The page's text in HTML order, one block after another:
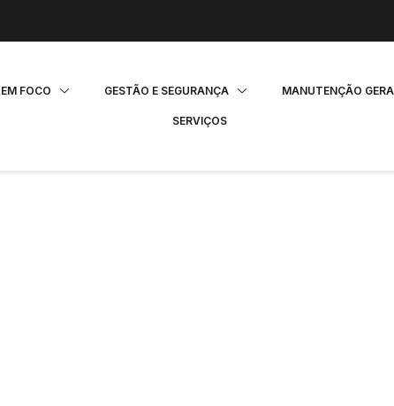
FOCO GESTÃO E SEGURANÇA MANUTENÇÃO
SERVIÇOS